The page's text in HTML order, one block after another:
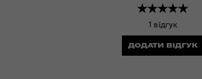
1 відгук
ДОДАТИ ВІДГУК